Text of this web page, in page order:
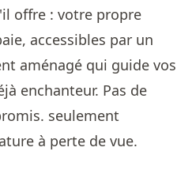
offre : votre propre
accessibles par un
aménagé qui guide vos
enchanteur. Pas de
seulement
à perte de vue.